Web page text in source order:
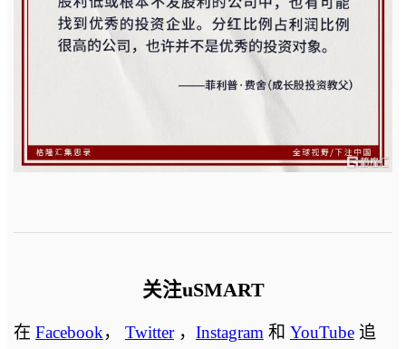
关注uSMART
在 Facebook， Twitter， Instagram 和 YouTube追